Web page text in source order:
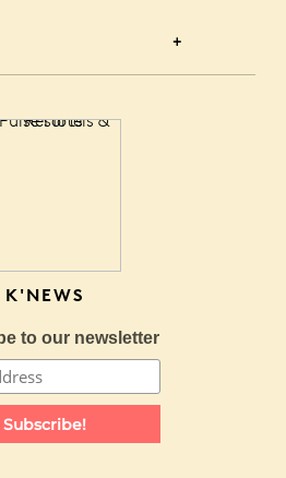
K'NEWS
to our newsletter
Subscribe!